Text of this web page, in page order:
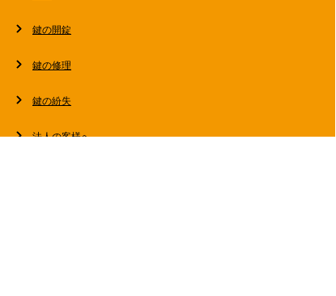
鍵の開錠
鍵の修理
鍵の紛失
法人の客様へ